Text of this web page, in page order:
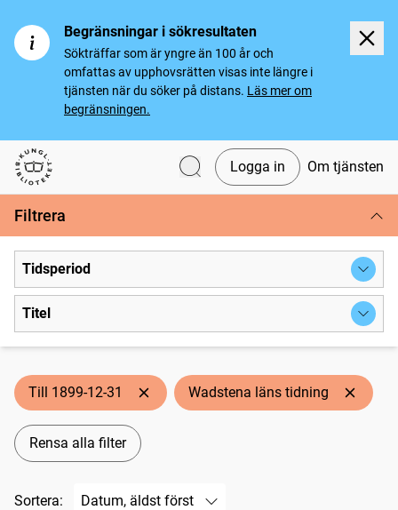
Begränsningar i sökresultaten
Sökträffar som är yngre än 100 år och
omfattas av upphovsrätten visas inte längre i
tjänsten när du söker på distans. Läs mer om
begränsningen.
Svenska tidningar
Logga in Om tjänsten
Filtrera
Tidsperiod
Titel
Till 1899-12-31 Wadstena läns tidning
Rensa alla filter
Sortera: